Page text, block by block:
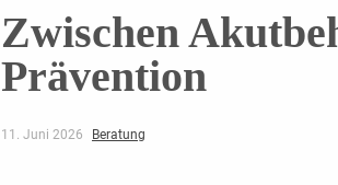
Zwischen
Prävention
11. Juni 2026 Beratung